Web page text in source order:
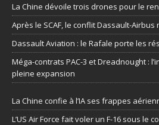
La Chine dévoile trois drones pour le
Après le SCAF, le conflit Dassault-Airbus
Dassault Aviation : le Rafale porte les
Méga-contrats PAC-3 et Dreadnought :
pleine expansion
La Chine confie à l’IA ses frappes
L’US Air Force fait voler un F-16 sous le